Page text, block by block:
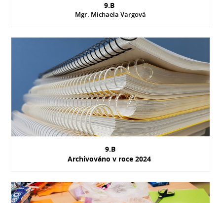
9.B
Mgr. Michaela Vargová
9.B
Archivováno v roce 2024